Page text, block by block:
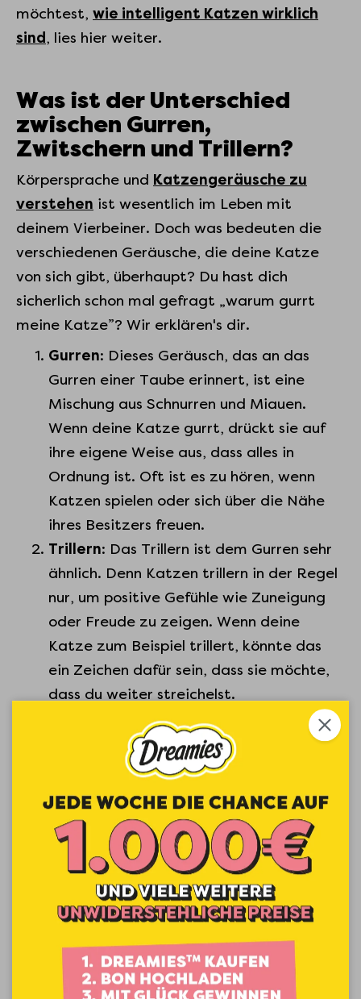
möchtest, wie intelligent Katzen wirklich
sind, lies hier weiter.
Was ist der Unterschied
zwischen Gurren,
Zwitschern und Trillern?
Körpersprache und Katzengeräusche zu
verstehen ist wesentlich im Leben mit
deinem Vierbeiner. Doch was bedeuten die
verschiedenen Geräusche, die deine Katze
von sich gibt, überhaupt? Du hast dich
sicherlich schon mal gefragt „warum gurrt
meine Katze”? Wir erklären's dir.
Gurren: Dieses Geräusch, das an das
Gurren einer Taube erinnert, ist eine
Mischung aus Schnurren und Miauen.
Wenn deine Katze gurrt, drückt sie auf
ihre eigene Weise aus, dass alles in
Ordnung ist. Oft ist es zu hören, wenn
Katzen spielen oder sich über die Nähe
ihres Besitzers freuen.
Trillern: Das Trillern ist dem Gurren sehr
ähnlich. Denn Katzen trillern in der Regel
nur, um positive Gefühle wie Zuneigung
oder Freude zu zeigen. Wenn deine
Katze zum Beispiel trillert, könnte das
ein Zeichen dafür sein, dass sie möchte,
dass du weiter streichelst.
: Hast du schon mal
beobachtet, wie deine Fellnase am
Fenster sitzt und gespannt das
Geschehen draußen im Garten
beobachtet? Entdeckt sie dabei einen
Vogel, kommt es mitunter zu einem
auffälligen Laut: ein schnatterndes,
zwitscherndes Geräusch, bei dem der
Unterkiefer leicht vibriert. Dabei scheint
die Katze den Ruf des Vogels nachahmen
zu wollen. Ein Ausdruck von Aufregung
und Jagdtrieb. Zugleich kann dieses